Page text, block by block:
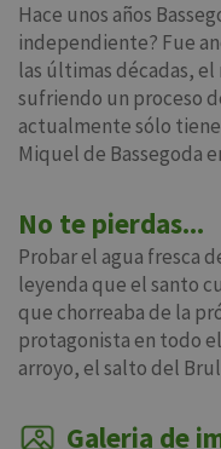
Hace unos años
independiente? Fue
las últimas décadas, el
sufriendo un proceso
actualmente sólo
Miquel de Bassegoda
No te pierdas...
Probar el agua fresca
leyenda que el santo
que chorreaba de la
protagonista en todo
arroyo, el salto del
Galeria de